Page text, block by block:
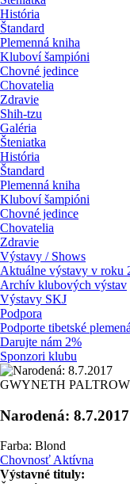
História
Štandard
Plemenná kniha
Kluboví šampióni
Chovné jedince
Chovatelia
Zdravie
Shih-tzu
Galéria
Šteniatka
História
Štandard
Plemenná kniha
Kluboví šampióni
Chovné jedince
Chovatelia
Zdravie
Výstavy / Shows
Aktuálne výstavy v roku
Archív klubových výstav
Výstavy SKJ
Podpora
Podporte tibetské plemená
Darujte nám 2%
Sponzori klubu
GWYNETH
Narodená: 8.7.2017
Farba: Blond
Chovnosť Aktívna
Výstavné tituly: